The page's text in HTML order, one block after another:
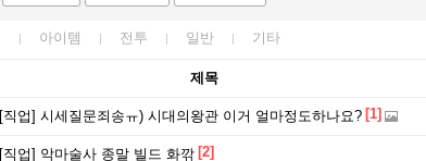
아이템 전투 일반 기타
제목
[직업] 시세질문죄송ㅠ) 시대의왕관 이거 얼마정도하나요? [1]
[직업] 악마술사 종말 빌드 화깎 [2]